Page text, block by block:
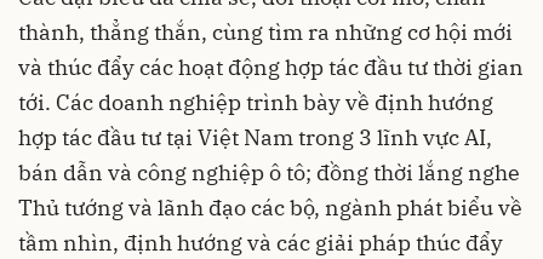
thành, thẳng thắn, cùng tìm ra những cơ hội mới
và thúc đẩy các hoạt động hợp tác đầu tư thời gian
tới. Các doanh nghiệp trình bày về định hướng
hợp tác đầu tư tại Việt Nam trong 3 lĩnh vực AI,
bán dẫn và công nghiệp ô tô; đồng thời lắng nghe
Thủ tướng và lãnh đạo các bộ, ngành phát biểu về
tầm nhìn, định hướng và các giải pháp thúc đẩy